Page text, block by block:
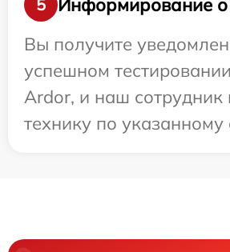
5
Вы получите
успешном
Ardor, и наш сотрудник
технику по указанному